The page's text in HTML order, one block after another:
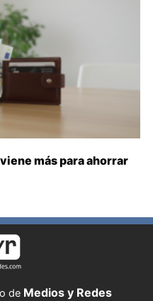
más para ahorrar
de Medios y Redes